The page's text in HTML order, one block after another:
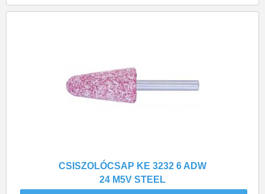
CSISZOLÓCSAP KE 3232 6 ADW
24 M5V STEEL